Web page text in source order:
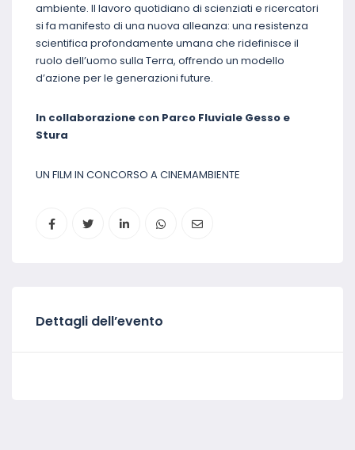
ambiente. Il lavoro quotidiano di scienziati e ricercatori
si fa manifesto di una nuova alleanza: una resistenza
scientifica profondamente umana che ridefinisce il
ruolo dell’uomo sulla Terra, offrendo un modello
d’azione per le generazioni future.
In collaborazione con Parco Fluviale Gesso e
Stura
UN FILM IN CONCORSO A CINEMAMBIENTE
Dettagli dell’evento